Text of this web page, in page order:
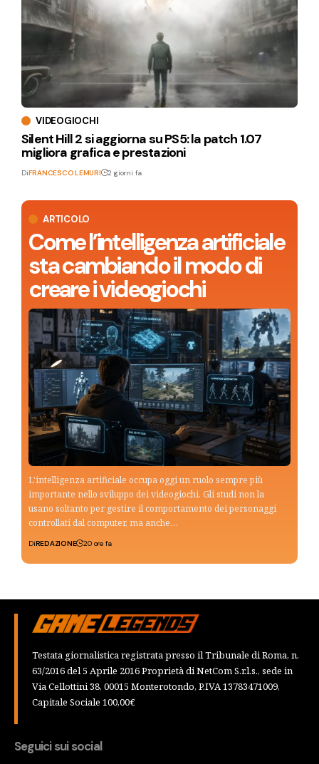
ARTICOLO
Come l’intelligenza artificiale
sta cambiando il modo di
creare i videogiochi
L'intelligenza artificiale occupa oggi un ruolo sempre più
importante nello sviluppo dei videogiochi. Gli studi non la
usano soltanto per gestire il comportamento dei personaggi
controllati dal computer, ma anche…
DiREDAZIONE 20 ore fa
VIDEOGIOCHI
Silent Hill 2 si aggiorna su PS5: la patch 1.07
migliora grafica e prestazioni
DiFRANCESCO LEMURI 2 giorni fa
Testata giornalistica registrata presso il Tribunale di Roma, n.
63/2016 del 5 Aprile 2016 Proprietà di NetCom S.r.l.s., sede in
Via Cellottini 38, 00015 Monterotondo, P.IVA 13783471009,
Capitale Sociale 100,00€
Seguici sui social